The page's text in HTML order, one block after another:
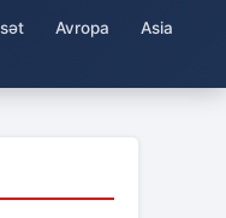
Avropa
Asia